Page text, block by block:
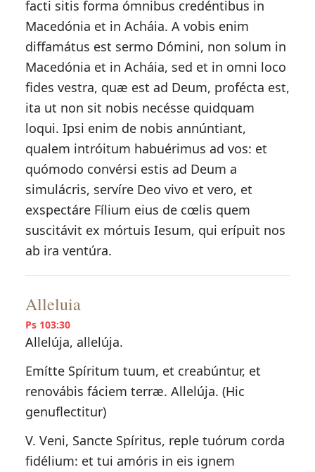
facti sitis forma ómnibus credéntibus in
Macedónia et in Acháia. A vobis enim
diffamátus est sermo Dómini, non solum in
Macedónia et in Acháia, sed et in omni loco
fides vestra, quæ est ad Deum, profécta est,
ita ut non sit nobis necésse quidquam
loqui. Ipsi enim de nobis annúntiant,
qualem intróitum habuérimus ad vos: et
quómodo convérsi estis ad Deum a
simulácris, servíre Deo vivo et vero, et
exspectáre Fílium eius de cœlis quem
suscitávit ex mórtuis Iesum, qui erípuit nos
ab ira ventúra.
Alleluia
Ps 103:30
Allelúja, allelúja.
Emítte Spíritum tuum, et creabúntur, et
renovábis fáciem terræ. Allelúja. (Hic
genuflectitur)
V. Veni, Sancte Spíritus, reple tuórum corda
fidélium: et tui amóris in eis ignem